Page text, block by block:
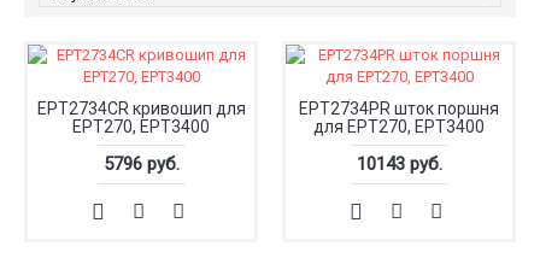
EPT2734CR кривошип для
EPT270, EPT3400
5796 руб.
EPT2734PR шток поршня
для EPT270, EPT3400
10143 руб.